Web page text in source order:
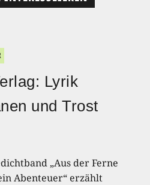
Lyrik
und Trost
„Aus der Ferne
Abenteuer“ erzählt